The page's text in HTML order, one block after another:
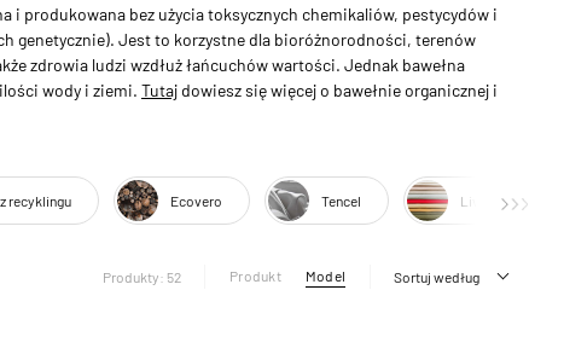
i produkowana bez użycia toksycznych chemikaliów, pestycydów i
genetycznie). Jest to korzystne dla bioróżnorodności, terenów
zdrowia ludzi wzdłuż łańcuchów wartości. Jednak bawełna
wody i ziemi. Tutaj dowiesz się więcej o bawełnie organicznej i
recyklingu Ecovero Tencel Livaeco
Produkty: 52 Produkt Model Sortuj według